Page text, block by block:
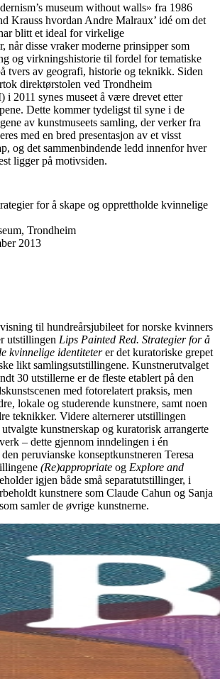
museum without walls» fra 1986
Krauss hvordan Andre Malraux’ idé om det
blitt et ideal for virkelige
når disse vraker moderne prinsipper som
og virkningshistorie til fordel for tematiske
tvers av geografi, historie og teknikk. Siden
direktørstolen ved Trondheim
i 2011 synes museet å være drevet etter
Dette kommer tydeligst til syne i de
av kunstmuseets samling, der verker fra
med en bred presentasjon av et visst
og det sammenbindende ledd innenfor hver
ligger på motivsiden.
for å skape og opprettholde kvinnelige
Trondheim
2013
til hundreårsjubileet for norske kvinners
utstillingen Lips Painted Red. Strategier for å
kvinnelige identiteterer det kuratoriske grepet
likt samlingsutstillingene. Kunstnerutvalget
30 utstillerne er de fleste etablert på den
med fotorelatert praksis, men
lokale og studerende kunstnere, samt noen
teknikker. Videre alternerer utstillingen
kunstnerskap og kuratorisk arrangerte
– dette gjennom inndelingen i én
peruvianske konseptkunstneren Teresa
(Re)appropriate og Explore and
igjen både små separatutstillinger, i
kunstnere som Claude Cahun og Sanja
samler de øvrige kunstnerne.